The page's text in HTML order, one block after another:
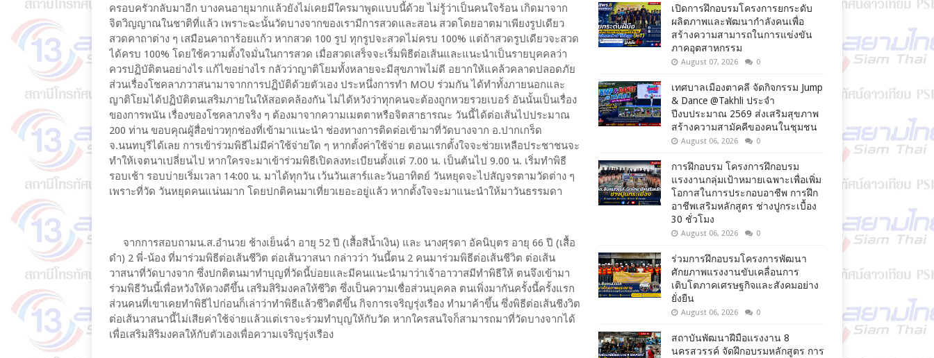
ครอบครัวกลับมาอีก บางคนอายุมากแล้วยังไม่เคยมีใครมาพูดแบบนี้ด้วย ไม่รู้ว่าเป็นคนใจร้อน เกิดมาจาก
จิตวิญญาณในชาติที่แล้ว เพราะฉะนั้นวัดบางจากของเรามีการสวดและสอน สวดโดยอาตมาเพียงรูปเดียว
สวดคาถาต่าง ๆ เสมือนคาถาร้อยแก้ว หากสวด 100 รูป ทุกรูปจะสวดไม่ครบ 100% แต่ถ้าสวดรูปเดียวจะสวด
ได้ครบ 100% โดยใช้ความตั้งใจมั่นในการสวด เมื่อสวดเสร็จจะเริ่มพิธีต่อเส้นและแนะนำเป็นรายบุคคลว่า
ควรปฏิบัติตนอย่างไร แก้ไขอย่างไร กลัวว่าญาติโยมทั้งหลายจะมีสุขภาพไม่ดี อยากให้แคล้วคลาดปลอดภัย
ส่วนเรื่องโชคลาภวาสนามาจากการปฏิบัติด้วยตัวเอง ประหนึ่งการทำ MOU ร่วมกัน ได้ทำทั้งภายนอกและ
ญาติโยมได้ปฏิบัติตนเสริมภายในให้สอดคล้องกัน ไม่ได้หวังว่าทุกคนจะต้องถูกหวยรวยเบอร์ อันนั้นเป็นเรื่อง
ของการพนัน เรื่องของโชคลาภจริง ๆ ต้องมาจากความเมตตาหรือจิตสาธารณะ วันนี้ได้ต่อเส้นไปประมาณ
200 ท่าน ขอบคุณผู้สื่อข่าวทุกช่องที่เข้ามาแนะนำ ช่องทางการติดต่อเข้ามาที่วัดบางจาก อ.ปากเกร็ด
จ.นนทบุรีได้เลย การเข้าร่วมพิธีไม่มีค่าใช้จ่ายใด ๆ หากตั้งค่าใช้จ่าย ตอนแรกตั้งใจจะช่วยเหลือประชาชนจะ
ทำให้เจตนาเปลี่ยนไป หากใครจะมาเข้าร่วมพิธีเปิดลงทะเบียนตั้งแต่ 7.00 น. เป็นต้นไป 9.00 น. เริ่มทำพิธี
รอบเช้า รอบบ่ายเริ่มเวลา 14:00 น. มาได้ทุกวัน เว้นวันเสาร์และวันอาทิตย์ วันหยุดจะไปสัญจรตามวัดต่าง ๆ
เพราะที่วัด วันหยุดคนแน่นมาก โดยปกติคนมาเที่ยวเยอะอยู่แล้ว หากตั้งใจจะมาแนะนำให้มาวันธรรมดา
จากการสอบถามน.ส.อำนวย ช้างเย็นฉ่ำ อายุ 52 ปี (เสื้อสีน้ำเงิน) และ นางศุรดา อัคนิบุตร อายุ 66 ปี (เสื้อ
ดำ) 2 พี่-น้อง ที่มาร่วมพิธีต่อเส้นชีวิต ต่อเส้นวาสนา กล่าวว่า วันนี้ตน 2 คนมาร่วมพิธีต่อเส้นชีวิต ต่อเส้น
วาสนาที่วัดบางจาก ซึ่งปกติตนมาทำบุญที่วัดนี้บ่อยและมีคนแนะนำมาว่าเจ้าอาวาสมีทำพิธีให้ ตนจึงเข้ามา
ร่วมพิธีวันนี้เพื่อหวังให้ดวงดีขึ้น เสริมสิริมงคลให้ชีวิต ซึ่งเป็นความเชื่อส่วนบุคคล ตนเพิ่งมากันครั้งนี้ครั้งแรก
ส่วนคนที่เขาเคยทำพิธีไปก่อนก็เล่าว่าทำพิธีแล้วชีวิตดีขึ้น กิจการเจริญรุ่งเรือง ทำมาค้าขึ้น ซึ่งพิธีต่อเส้นชีงวิต
ต่อเส้นวาสนานี้ไม่เสียค่าใช้จ่ายแล้วแต่เราจะร่วมทำบุญให้กับวัด หากใครสนใจก็สามารถมาที่วัดบางจากได้
เพื่อเสริมสิริมงคลให้กับตัวเองเพื่อความเจริญรุ่งเรือง
เปิดการฝึกอบรมโครงการยกระดับ
ผลิตภาพและพัฒนากำลังคนเพื่อ
สร้างความสามารถในการแข่งขัน
ภาคอุตสาหกรรม
August 07, 2026 0
เทศบาลเมืองตาคลี จัดกิจกรรม Jump
& Dance @Takhli ประจำ
ปีงบประมาณ 2569 ส่งเสริมสุขภาพ
สร้างความสามัคคีของคนในชุมชน
August 06, 2026 0
การฝึกอบรม โครงการฝึกอบรม
แรงงานกลุ่มเป้าหมายเฉพาะเพื่อเพิ่ม
โอกาสในการประกอบอาชีพ การฝึก
อาชีพเสริมหลักสูตร ช่างปูกระเบื้อง
30 ชั่วโมง
August 06, 2026 0
ร่วมการฝึกอบรมโครงการพัฒนา
ศักยภาพแรงงานขับเคลื่อนการ
เติบโตภาคเศรษฐกิจและสังคมอย่าง
ยั่งยืน
August 06, 2026 0
สถาบันพัฒนาฝีมือแรงงาน 8
นครสวรรค์ จัดฝึกอบรมหลักสูตร การ